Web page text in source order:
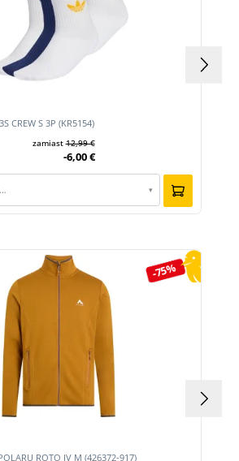
CREW S 3P (KR5154)
zamiast12,99 €
-6,00 €
▾
-75%
ROTO IV M (426372-917)